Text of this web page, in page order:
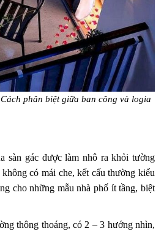
phân biệt giữa ban công và logia
sàn gác được làm nhô ra khỏi tường
có mái che, kết cấu thường kiểu
cho những mẫu nhà phố ít tầng, biệt
thông thoáng, có 2 – 3 hướng nhìn,